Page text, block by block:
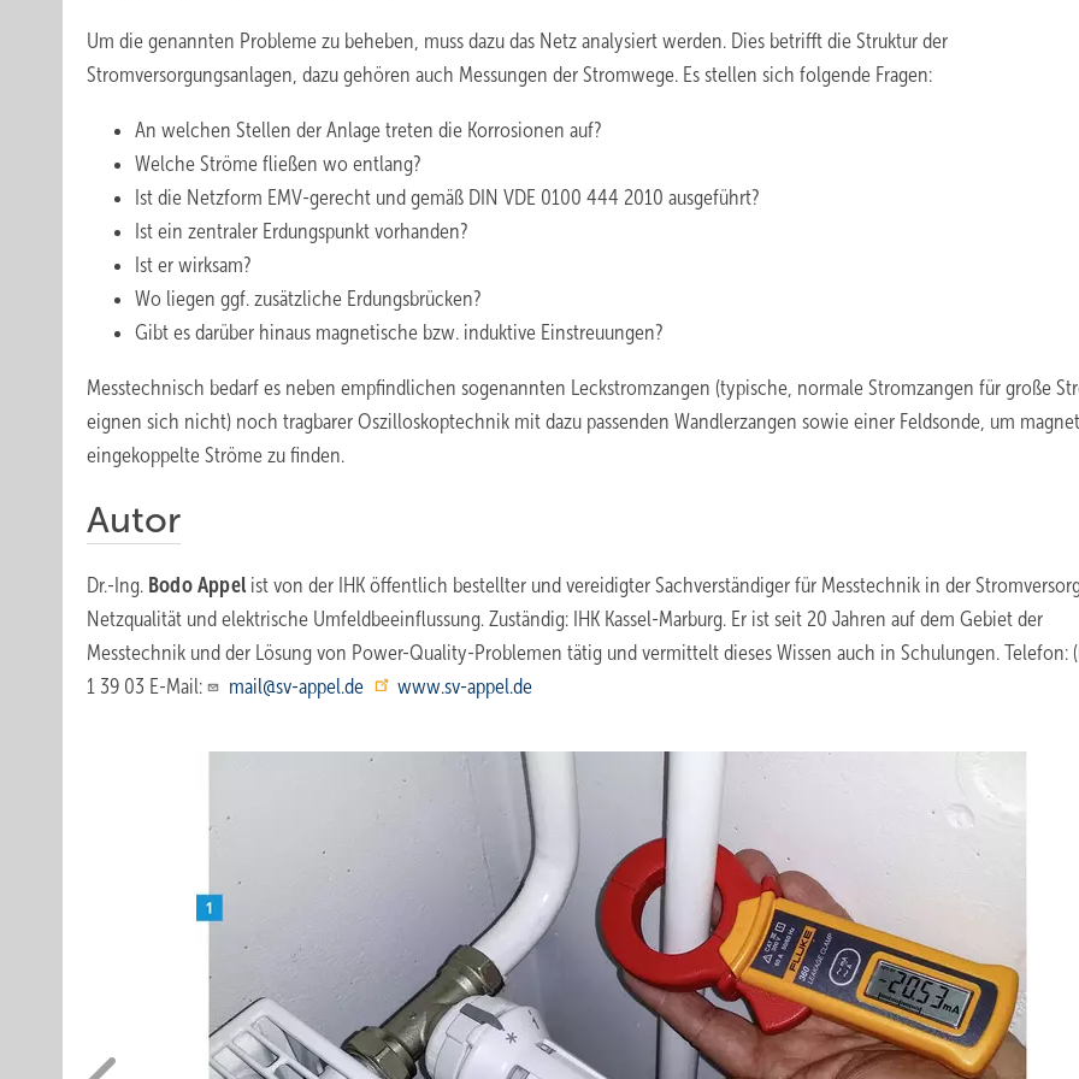
Um die genannten Probleme zu beheben, muss dazu das Netz analysiert werden. Dies betrifft die Struktur der
Stromversorgungsanlagen, dazu gehören auch Messungen der Stromwege. Es stellen sich folgende Fragen:
An welchen Stellen der Anlage treten die Korrosionen auf?
Welche Ströme fließen wo entlang?
Ist die Netzform EMV-gerecht und gemäß DIN VDE 0100 444 2010 ausgeführt?
Ist ein zentraler Erdungspunkt vorhanden?
Ist er wirksam?
Wo liegen ggf. zusätzliche Erdungsbrücken?
Gibt es darüber hinaus magnetische bzw. induktive Einstreuungen?
Messtechnisch bedarf es neben empfindlichen sogenannten Leckstromzangen (typische, normale Stromzangen für große
eignen sich nicht) noch tragbarer Oszilloskoptechnik mit dazu passenden Wandlerzangen sowie einer Feldsonde, um
eingekoppelte Ströme zu finden.
Autor
Dr.-Ing. Bodo Appel ist von der IHK öffentlich bestellter und vereidigter Sachverständiger für Messtechnik in der
Netzqualität und elektrische Umfeldbeeinflussung. Zuständig: IHK Kassel-Marburg. Er ist seit 20 Jahren auf dem Gebiet der
Messtechnik und der Lösung von Power-Quality-Problemen tätig und vermittelt dieses Wissen auch in Schulungen. Telefon:
1 39 03 E-Mail:
mail@sv-appel.de www.sv-appel.de